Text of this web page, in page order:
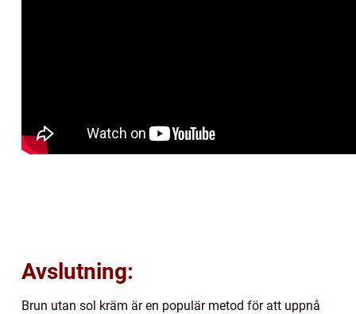
Avslutning:
Brun utan sol kräm är en populär metod för att uppnå